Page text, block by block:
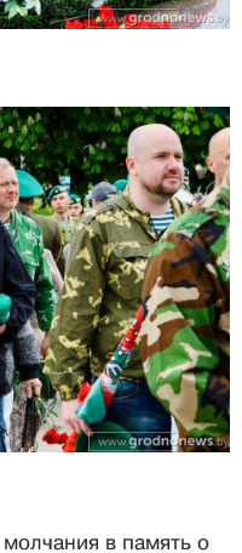
в память о